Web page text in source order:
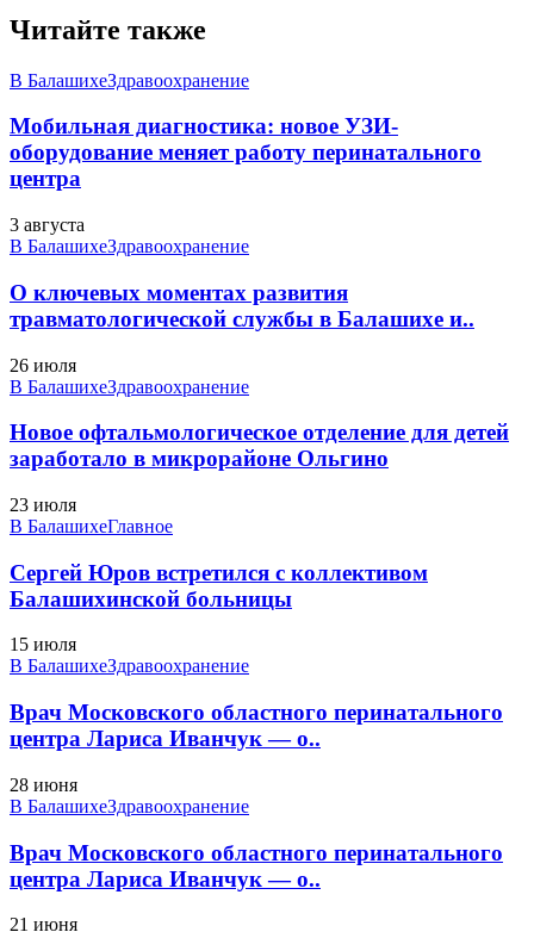
Читайте также
В БалашихеЗдравоохранение
Мобильная диагностика: новое УЗИ-
оборудование меняет работу перинатального
центра
3 августа
В БалашихеЗдравоохранение
О ключевых моментах развития
травматологической службы в Балашихе и..
26 июля
В БалашихеЗдравоохранение
Новое офтальмологическое отделение для детей
заработало в микрорайоне Ольгино
23 июля
В БалашихеГлавное
Сергей Юров встретился с коллективом
Балашихинской больницы
15 июля
В БалашихеЗдравоохранение
Врач Московского областного перинатального
центра Лариса Иванчук — о..
28 июня
В БалашихеЗдравоохранение
Врач Московского областного перинатального
центра Лариса Иванчук — о..
21 июня